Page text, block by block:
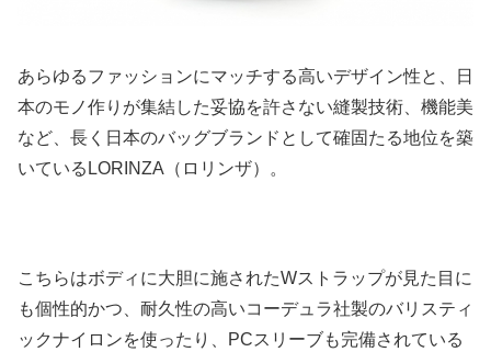
あらゆるファッションにマッチする高いデザイン性と、日
本のモノ作りが集結した妥協を許さない縫製技術、機能美
など、長く日本のバッグブランドとして確固たる地位を築
いているLORINZA（ロリンザ）。
こちらはボディに大胆に施されたWストラップが見た目に
も個性的かつ、耐久性の高いコーデュラ社製のバリスティ
ックナイロンを使ったり、PCスリーブも完備されている